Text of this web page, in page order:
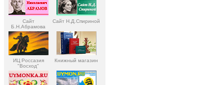
Сайт
Б.Н.Абрамова
Сайт Н.Д.Спириной
ИЦ Россазия
"Восход"
Книжный магазин